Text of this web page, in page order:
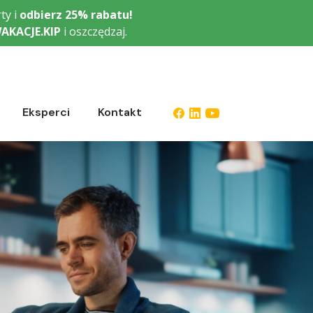
i odbierz 25% rabatu!
i oszczędzaj.
Eksperci Kontakt